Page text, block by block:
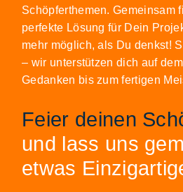
Schöpferthemen. Gemeinsam
perfekte Lösung für Dein
mehr möglich, als Du denkst!
– wir unterstützen dich auf
Gedanken bis zum fertigen
Feier deinen
und lass uns
etwas